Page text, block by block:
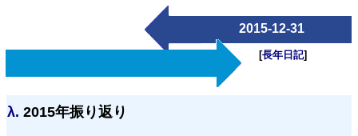
2015-12-31
[長年日記]
λ. 2015年振り返り